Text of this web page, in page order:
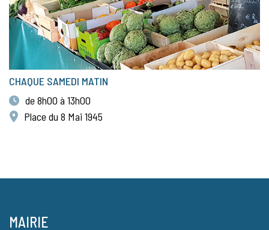
CHAQUE SAMEDI MATIN
de 8h00 à 13h00
Place du 8 Mai 1945
MAIRIE